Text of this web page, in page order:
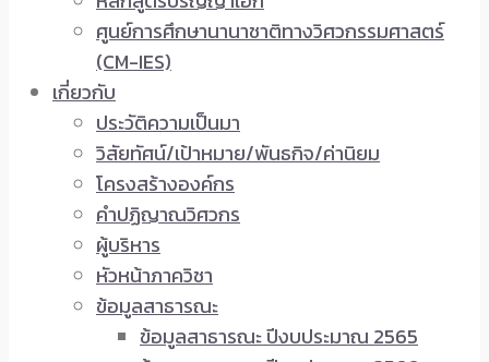
ศูนย์การศึกษานานาชาติทางวิศวกรรมศาสตร์
(CM-IES)
เกี่ยวกับ
ประวัติความเป็นมา
วิสัยทัศน์/เป้าหมาย/พันธกิจ/ค่านิยม
โครงสร้างองค์กร
คำปฏิญาณวิศวกร
ผู้บริหาร
หัวหน้าภาควิชา
ข้อมูลสาธารณะ
ข้อมูลสาธารณะ ปีงบประมาณ 2565